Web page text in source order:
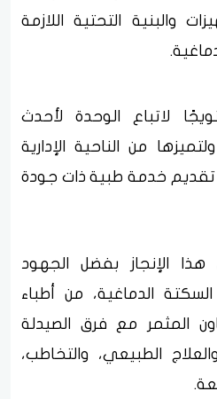
والبنية التحتية اللازمة
لاتباع الوحدة لأحدث
من الناحية الإدارية
تقديم خدمة طبية ذات جودة
الإنجاز بفضل الجهود
الدماغية، من أطباء
المثمر مع فرق الصيدلة
الطبيعي، والتخاطب،